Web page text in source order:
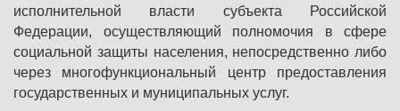
исполнительной власти субъекта Российской
Федерации, осуществляющий полномочия в сфере
социальной защиты населения, непосредственно либо
через многофункциональный центр предоставления
государственных и муниципальных услуг.